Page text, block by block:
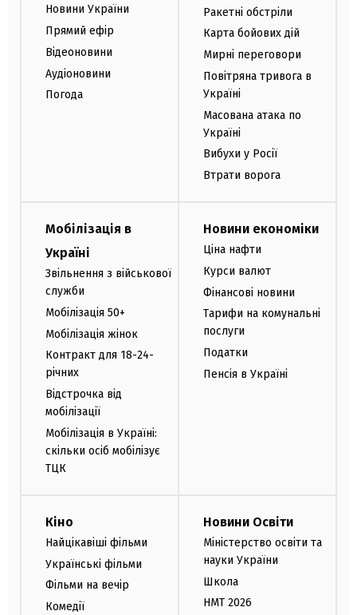
Новини України
Прямий ефір
Відеоновини
Аудіоновини
Погода
Ракетні обстріли
Карта бойових дій
Мирні переговори
Повітряна тривога в
Україні
Масована атака по
Україні
Вибухи у Росії
Втрати ворога
Мобілізація в
Україні
Звільнення з військової
служби
Мобілізація 50+
Мобілізація жінок
Контракт для 18-24-
річних
Відстрочка від
мобілізації
Мобілізація в Україні:
скільки осіб мобілізує
ТЦК
Новини економіки
Ціна нафти
Курси валют
Фінансові новини
Тарифи на комунальні
послуги
Податки
Пенсія в Україні
Кіно
Найцікавіші фільми
Українські фільми
Фільми на вечір
Комедії
Новини Освіти
Міністерство освіти та
науки України
Школа
НМТ 2026